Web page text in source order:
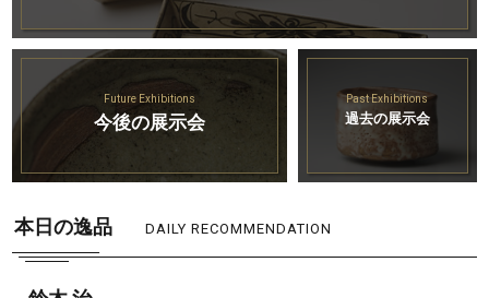
Future Exhibitions
今後の展示会
Past Exhibitions
過去の展示会
本日の逸品 DAILY RECOMMENDATION